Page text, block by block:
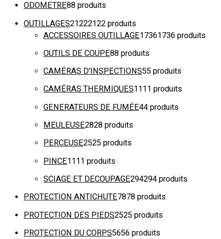
ODOMETRE88 produits
OUTILLAGES21222122 produits
ACCESSOIRES OUTILLAGE17361736 produits
OUTILS DE COUPE88 produits
CAMÉRAS D'INSPECTIONS55 produits
CAMÉRAS THERMIQUES11 11 produits
GENERATEURS DE FUMÉE44 produits
MEULEUSE2828 produits
PERCEUSE2525 produits
PINCE1111 produits
SCIAGE ET DECOUPAGE294294 produits
PROTECTION ANTICHUTE7878 produits
PROTECTION DES PIEDS2525 produits
PROTECTION DU CORPS5656 produits